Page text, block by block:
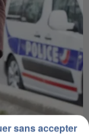
sans accepter